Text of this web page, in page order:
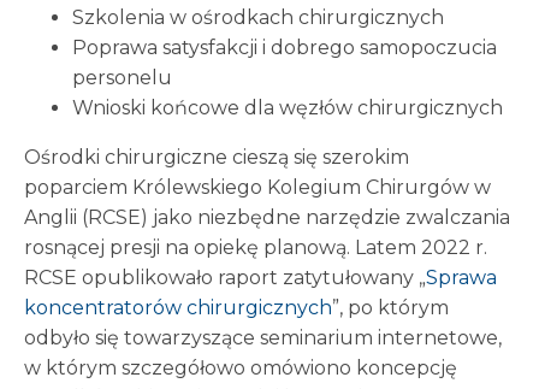
Szkolenia w ośrodkach chirurgicznych
Poprawa satysfakcji i dobrego samopoczucia
personelu
Wnioski końcowe dla węzłów chirurgicznych
Ośrodki chirurgiczne cieszą się szerokim
poparciem Królewskiego Kolegium Chirurgów w
Anglii (RCSE) jako niezbędne narzędzie zwalczania
rosnącej presji na opiekę planową. Latem 2022 r.
RCSE opublikowało raport zatytułowany „Sprawa
koncentratorów chirurgicznych”, po którym
odbyło się towarzyszące seminarium internetowe,
w którym szczegółowo omówiono koncepcję